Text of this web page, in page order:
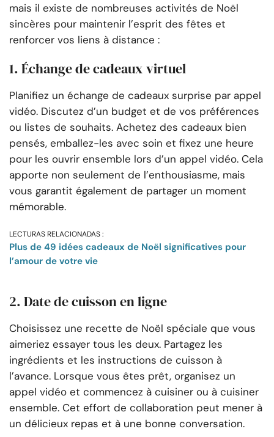
mais il existe de nombreuses activités de Noël
sincères pour maintenir l’esprit des fêtes et
renforcer vos liens à distance :
1. Échange de cadeaux virtuel
Planifiez un échange de cadeaux surprise par appel
vidéo. Discutez d’un budget et de vos préférences
ou listes de souhaits. Achetez des cadeaux bien
pensés, emballez-les avec soin et fixez une heure
pour les ouvrir ensemble lors d’un appel vidéo. Cela
apporte non seulement de l’enthousiasme, mais
vous garantit également de partager un moment
mémorable.
LECTURAS RELACIONADAS :
Plus de 49 idées cadeaux de Noël significatives pour
l’amour de votre vie
2. Date de cuisson en ligne
Choisissez une recette de Noël spéciale que vous
aimeriez essayer tous les deux. Partagez les
ingrédients et les instructions de cuisson à
l’avance. Lorsque vous êtes prêt, organisez un
appel vidéo et commencez à cuisiner ou à cuisiner
ensemble. Cet effort de collaboration peut mener à
un délicieux repas et à une bonne conversation.